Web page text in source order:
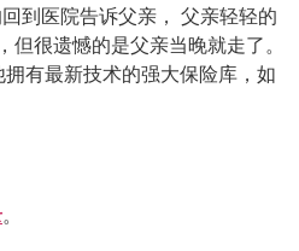
到医院告诉父亲， 父亲轻轻的
但很遗憾的是父亲当晚就走了。
有最新技术的强大保险库，如
。